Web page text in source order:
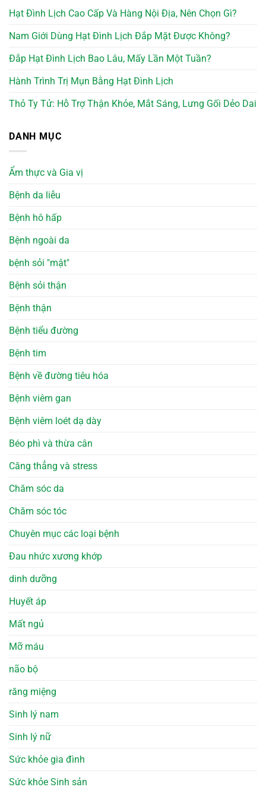
Hạt Đình Lịch Cao Cấp Và Hàng Nội Địa, Nên Chọn Gì?
Nam Giới Dùng Hạt Đình Lịch Đắp Mặt Được Không?
Đắp Hạt Đình Lịch Bao Lâu, Mấy Lần Một Tuần?
Hành Trình Trị Mụn Bằng Hạt Đình Lịch
Thỏ Ty Tử: Hỗ Trợ Thận Khỏe, Mắt Sáng, Lưng Gối Dẻo Dai
DANH MỤC
Ẩm thực và Gia vị
Bệnh da liễu
Bệnh hô hấp
Bệnh ngoài da
bệnh sỏi "mật"
Bệnh sỏi thận
Bệnh thận
Bệnh tiểu đường
Bệnh tim
Bệnh về đường tiêu hóa
Bệnh viêm gan
Bệnh viêm loét dạ dày
Béo phì và thừa cân
Căng thẳng và stress
Chăm sóc da
Chăm sóc tóc
Chuyên mục các loại bệnh
Đau nhức xương khớp
dinh dưỡng
Huyết áp
Mất ngủ
Mỡ máu
não bộ
răng miệng
Sinh lý nam
Sinh lý nữ
Sức khỏe gia đình
Sức khỏe Sinh sản